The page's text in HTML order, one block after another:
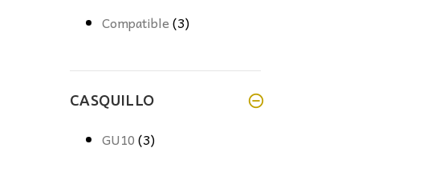
Compatible(3)
CASQUILLO
GU10(3)